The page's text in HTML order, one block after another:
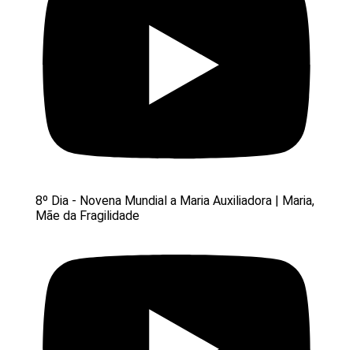
8º Dia - Novena Mundial a Maria Auxiliadora | Maria,
Mãe da Fragilidade